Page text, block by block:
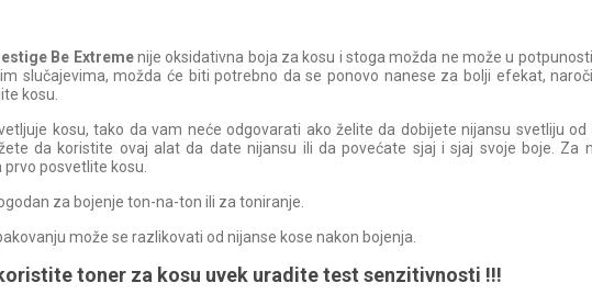
Be Extremenije oksidativna boja za kosu i stoga možda ne može u
slučajevima, možda će biti potrebno da se ponovo nanese za bolji efekat,
kosu.
kosu, tako da vam neće odgovarati ako želite da dobijete nijansu svetliju od
da koristite ovaj alat da date nijansu ili da povećate sjaj i sjaj svoje boje. Za
posvetlite kosu.
za bojenje ton-na-ton ili za toniranje.
može se razlikovati od nijanse kose nakon bojenja.
toner za kosu uvek uradite test senzitivnosti !!!